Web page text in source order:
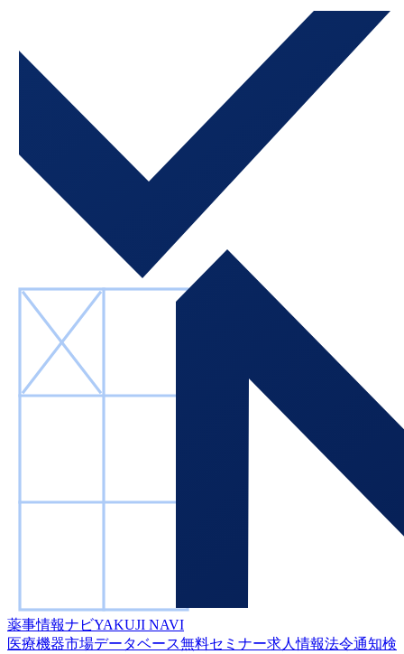
薬事情報ナビYAKUJI NAVI
医療機器市場データベース無料セミナー求人情報法令通知検